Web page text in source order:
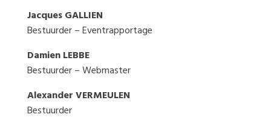
Jacques GALLIEN
Bestuurder – Eventrapportage
Damien LEBBE
Bestuurder – Webmaster
Alexander VERMEULEN
Bestuurder